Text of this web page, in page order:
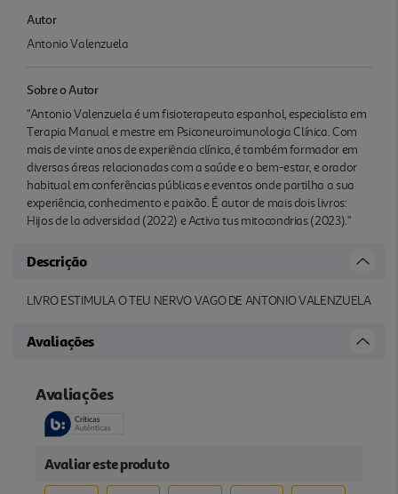
Autor
Antonio Valenzuela
Sobre o Autor
"Antonio Valenzuela é um fisioterapeuta espanhol, especialista em
Terapia Manual e mestre em Psiconeuroimunologia Clínica. Com
mais de vinte anos de experiência clínica, é também formador em
diversas áreas relacionadas com a saúde e o bem-estar, e orador
habitual em conferências públicas e eventos onde partilha a sua
experiência, conhecimento e paixão. É autor de mais dois livros:
Hijos de la adversidad (2022) e Activa tus mitocondrias (2023)."
Descrição
LIVRO ESTIMULA O TEU NERVO VAGO DE ANTONIO VALENZUELA
Avaliações